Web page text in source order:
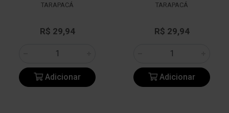
TARAPACÁ
R$ 29,94
Adicionar
TARAPACÁ
R$ 29,94
Adicionar